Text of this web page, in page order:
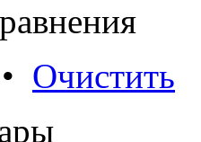
• Очистить